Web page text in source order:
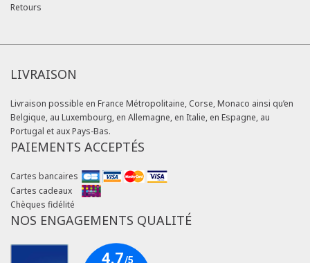
Retours
LIVRAISON
Livraison possible en France Métropolitaine, Corse, Monaco ainsi qu’en
Belgique, au Luxembourg, en Allemagne, en Italie, en Espagne, au
Portugal et aux Pays-Bas.
PAIEMENTS ACCEPTÉS
Cartes bancaires
Cartes cadeaux
Chèques fidélité
NOS ENGAGEMENTS QUALITÉ